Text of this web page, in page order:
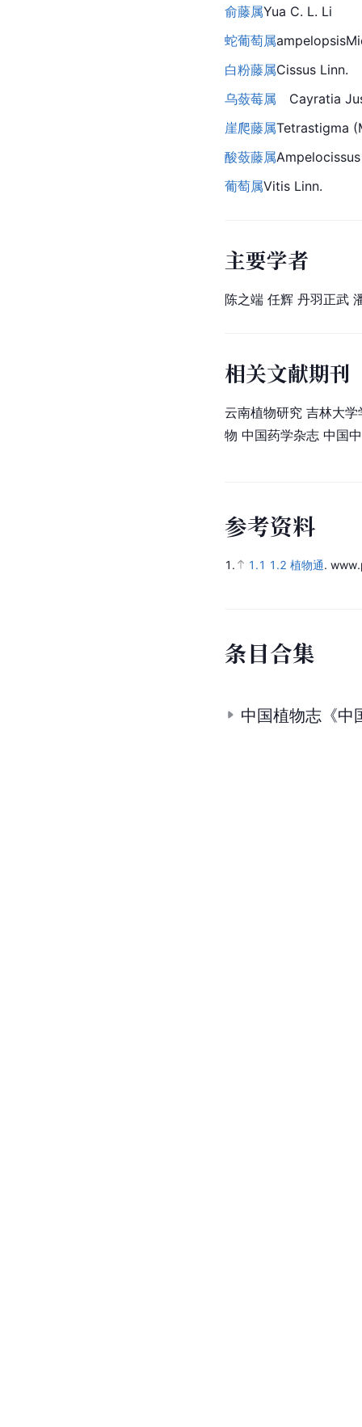
俞藤属Yua C. L. Li
蛇葡萄属ampelopsis
白粉藤属Cissus Linn.
乌蔹莓属
Cayratia
崖爬藤属Tetrastigma (
酸蔹藤属
葡萄属Vitis Linn.
主要学者
陈之端 任辉 丹羽正武
相关文献期刊
云南植物研究 吉林大
物 中国药学杂志 中国
参考资料
1. 1.1 1.2 植物通.
条目合集
中国植物志《中